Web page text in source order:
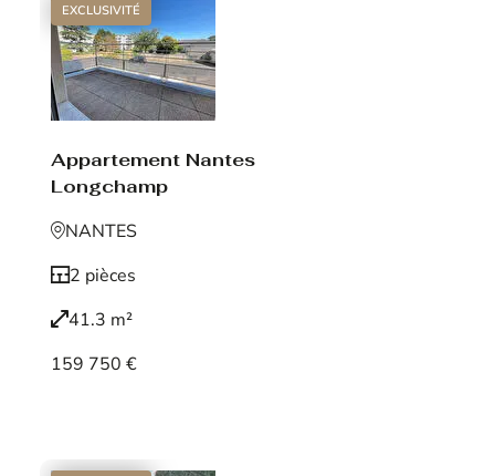
EXCLUSIVITÉ
Appartement Nantes
Longchamp
NANTES
2 pièces
41.3 m²
159 750 €